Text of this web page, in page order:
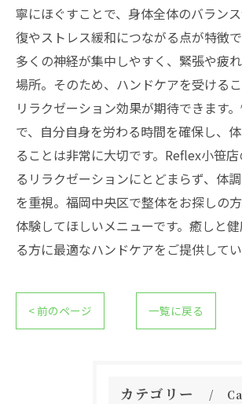
寧にほぐすことで、身体全体のバラン
復やストレス緩和につながる点が特徴
多くの神経が集中しやすく、緊張や疲
場所。そのため、ハンドケアを受ける
リラクゼーション効果が期待できます
で、自分自身を労わる時間を確保し、
ることは非常に大切です。Reflex小笹
るリラクゼーションにとどまらず、体
を重視。福岡中央区で整体をお探しの
体験してほしいメニューです。癒しと
る方に最適なハンドケアをご提供してい
< 前のページ 一覧に戻る
カテゴリー